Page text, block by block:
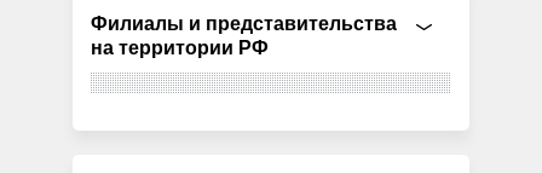
Филиалы и представительства
на территории РФ